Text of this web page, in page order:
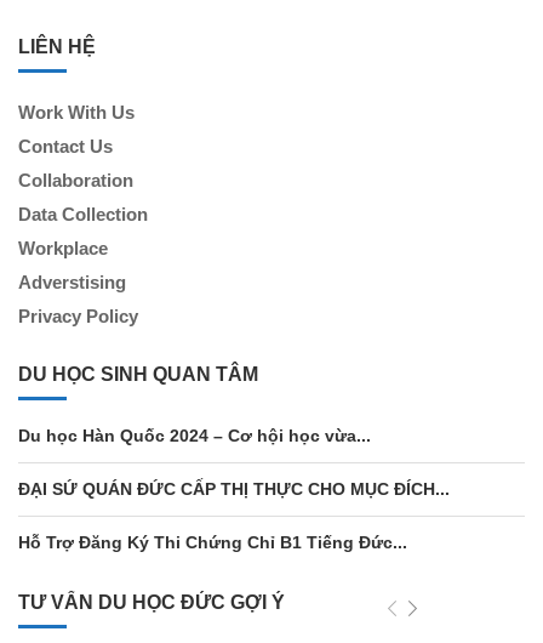
LIÊN HỆ
Work With Us
Contact Us
Collaboration
Data Collection
Workplace
Adverstising
Privacy Policy
DU HỌC SINH QUAN TÂM
Du học Hàn Quốc 2024 – Cơ hội học vừa...
ĐẠI SỨ QUÁN ĐỨC CẤP THỊ THỰC CHO MỤC ĐÍCH...
Hỗ Trợ Đăng Ký Thi Chứng Chỉ B1 Tiếng Đức...
TƯ VẤN DU HỌC ĐỨC GỢI Ý